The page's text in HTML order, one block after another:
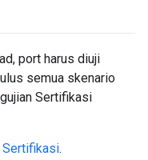
port harus diuji
semua skenario
Sertifikasi
Sertifikasi.